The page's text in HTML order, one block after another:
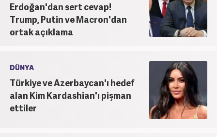
Erdoğan'dan sert cevap!
Trump, Putin ve Macron'dan
ortak açıklama
DÜNYA
Türkiye ve Azerbaycan'ı hedef
alan Kim Kardashian'ı pişman
ettiler